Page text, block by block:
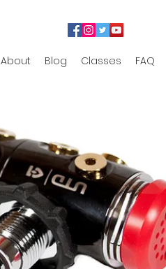
About Blog Classes FAQ